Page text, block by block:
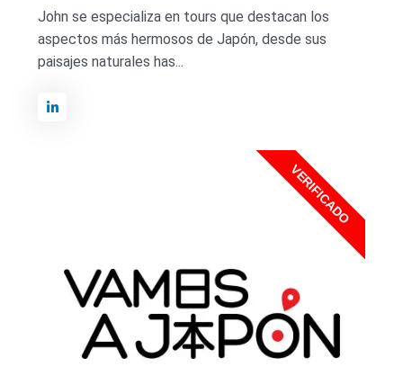
John se especializa en tours que destacan los
aspectos más hermosos de Japón, desde sus
paisajes naturales has...
VERIFICADO